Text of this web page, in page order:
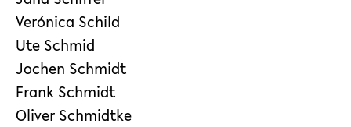
Verónica Schild
Ute Schmid
Jochen Schmidt
Frank Schmidt
Oliver Schmidtke